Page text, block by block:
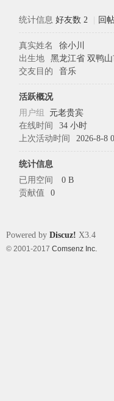
统计信息 好友数 2 回
真实姓名 徐小川
出生地
黑龙江省 双鸭
交友目的
音乐
活跃概况
用户组 元老贵宾
在线时间
34 小时
上次活动时间
2026-8-8
统计信息
已用空间
0 B
贡献值
0
Powered by Discuz! X3.4
© 2001-2017 Comsenz Inc.